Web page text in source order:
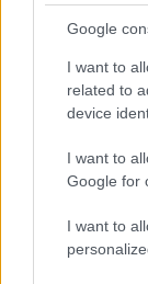
Google
I want to
related to
device
I want to
Google for
I want to
Befektetési
irodai
ki az OTP